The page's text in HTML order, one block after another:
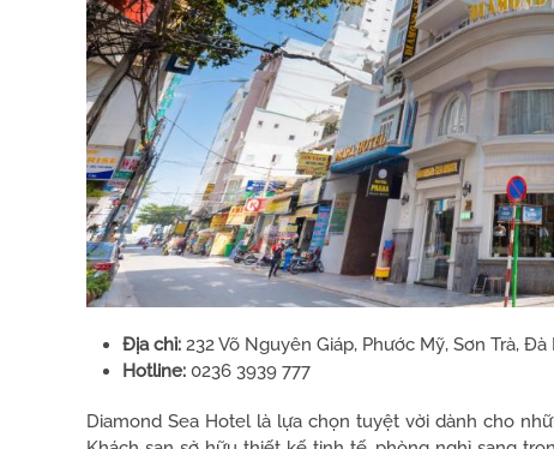
Địa chỉ: 232 Võ Nguyên Giáp, Phước Mỹ, Sơn Trà, Đà
Hotline: 0236 3939 777
Diamond Sea Hotel là lựa chọn tuyệt vời dành cho